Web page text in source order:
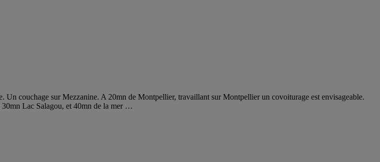
couchage sur Mezzanine. A 20mn de Montpellier, travaillant sur Montpellier un covoiturage est envisageable.
Lac Salagou, et 40mn de la mer …